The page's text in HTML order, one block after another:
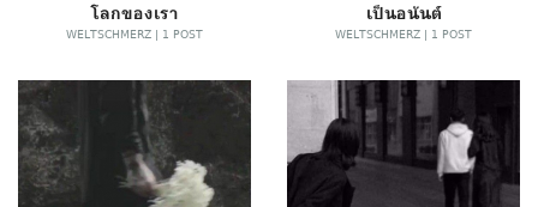
โลกของเรา
WELTSCHMERZ | 1 POST
เป็นอนันต์
WELTSCHMERZ | 1 POST